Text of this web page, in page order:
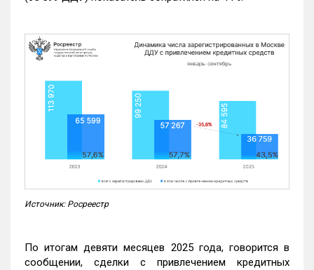
Источник: Росреестр
По итогам девяти месяцев 2025 года, говорится в
сообщении, сделки с привлечением кредитных